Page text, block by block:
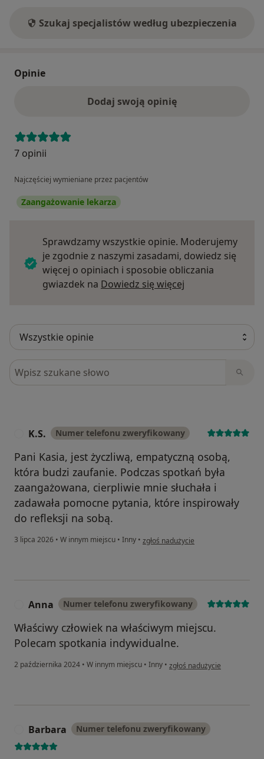
Szukaj specjalistów według ubezpieczenia
Opinie
Dodaj swoją opinię
7 opinii
Najczęściej wymieniane przez pacjentów
Zaangażowanie lekarza
Sprawdzamy wszystkie opinie. Moderujemy
je zgodnie z naszymi zasadami, dowiedz się
więcej o opiniach i sposobie obliczania
gwiazdek na Dowiedz się więcej
Szukaj w opiniach
K.S. Numer telefonu zweryfikowany
Pani Kasia, jest życzliwą, empatyczną osobą,
która budzi zaufanie. Podczas spotkań była
zaangażowana, cierpliwie mnie słuchała i
zadawała pomocne pytania, które inspirowały
do refleksji na sobą.
3 lipca 2026 • W innym miejscu • Inny • w opinii użytkownika K.S.
zgłoś nadużycie
Anna Numer telefonu zweryfikowany
Właściwy człowiek na właściwym miejscu.
Polecam spotkania indywidualne.
2 października 2024 • W innym miejscu • Inny • w opinii użytkownika Anna
zgłoś nadużycie
Barbara Numer telefonu zweryfikowany